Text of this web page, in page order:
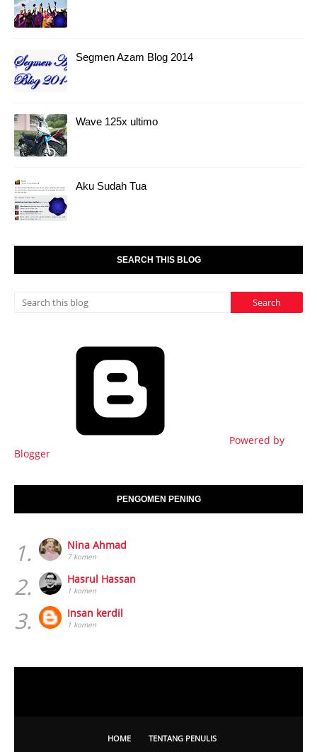
Segmen Azam Blog 2014
Wave 125x ultimo
Aku Sudah Tua
SEARCH THIS BLOG
Powered by
Blogger
PENGOMEN PENING
1. Nina Ahmad
7 komen
2. Hasrul Hassan
1 komen
3. Insan kerdil
1 komen
HOME TENTANG PENULIS